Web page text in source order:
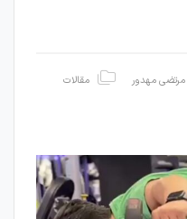
مرتضی مهدور مقالات